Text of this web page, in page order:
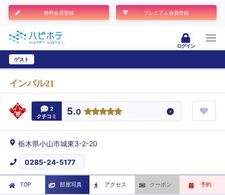
無料会員登録 プレミアム会員登録
ログイン
ゲスト
インパル21
2
クチコミ
5.0
栃木県小山市城東3-2-20
0285-24-5177
TOP 部屋写真 アクセス クーポン 予約